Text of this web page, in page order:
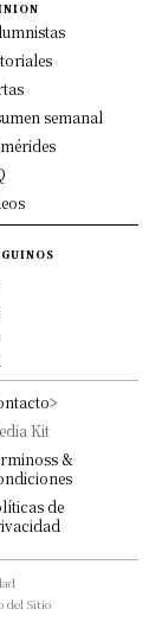
semanal
Kit
&
de
del Sitio